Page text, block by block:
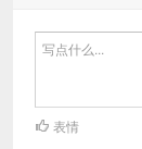
表情